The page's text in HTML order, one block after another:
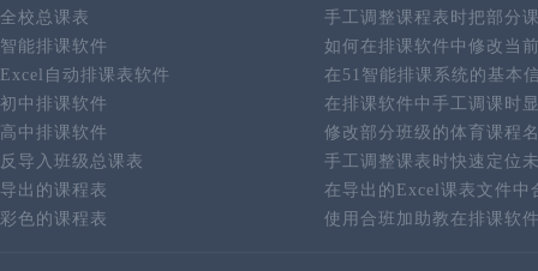
全校总课表
手工调整课程表时把部分
智能排课软件
如何在排课软件中修改当
Excel自动排课表软件
在51智能排课系统的基本
初中排课软件
在排课软件中手工调课时
高中排课软件
修改部分班级的体育课程
反导入班级总课表
手工调整课表时快速定位
导出的课程表
在导出的Excel课表文件中
彩色的课程表
使用合班加助教在排课软